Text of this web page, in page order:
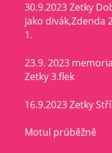
30.9.2023 Zetky
jako divák,Zdenda
1.
23.9. 2023
Zetky 3.flek
16.9.2023 Zetky
Motul prúběžně